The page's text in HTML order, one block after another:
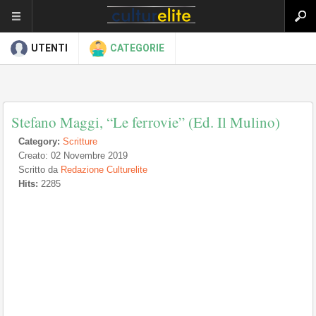
UTENTI CATEGORIE
Stefano Maggi, “Le ferrovie” (Ed. Il Mulino)
Category: Scritture
Creato: 02 Novembre 2019
Scritto da Redazione Culturelite
Hits: 2285